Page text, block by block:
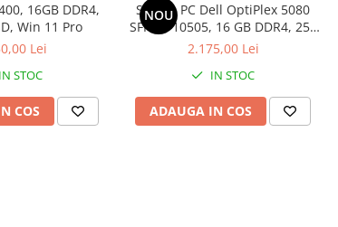
16GB DDR4,
Win 11 Pro
Lei
IN STOC
COS
NOU
Sistem PC Dell OptiPlex 5080
SFF, i5-10505, 16 GB DDR4, 256
GB SSD, Win 11 Pro
2.175,00 Lei
IN STOC
ADAUGA IN COS